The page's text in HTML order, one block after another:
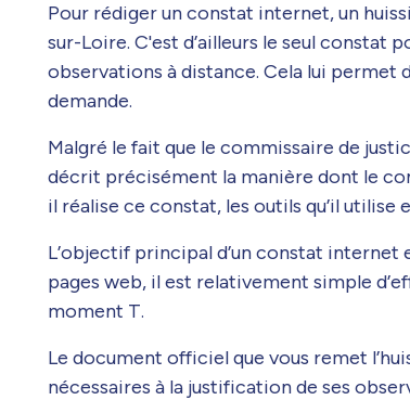
Pour rédiger un constat internet, un
sur-Loire. C'est d’ailleurs le seul constat
observations à distance. Cela lui
demande.
Malgré le fait que le commissaire de
décrit précisément la manière dont le
il réalise ce constat, les outils qu’il utilise
L’objectif principal d’un constat internet
pages web, il est relativement simple
moment T.
Le document officiel que vous remet
nécessaires à la justification de ses